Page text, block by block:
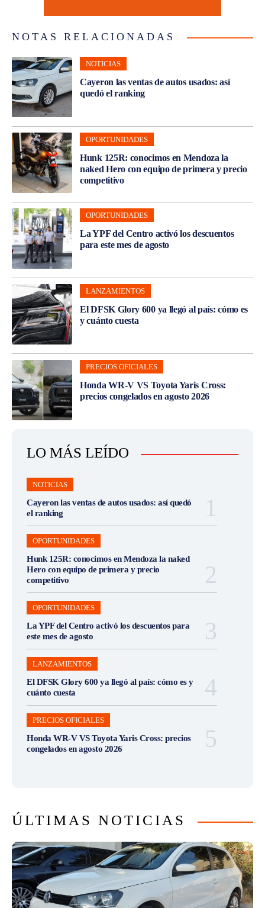
NOTAS RELACIONADAS
NOTICIAS
Cayeron las ventas de autos usados: así
quedó el ranking
OPORTUNIDADES
Hunk 125R: conocimos en Mendoza la
naked Hero con equipo de primera y precio
competitivo
OPORTUNIDADES
La YPF del Centro activó los descuentos
para este mes de agosto
LANZAMIENTOS
El DFSK Glory 600 ya llegó al país: cómo es
y cuánto cuesta
PRECIOS OFICIALES
Honda WR-V VS Toyota Yaris Cross:
precios congelados en agosto 2026
LO MÁS LEÍDO
NOTICIAS
Cayeron las ventas de autos usados: así quedó
el ranking
OPORTUNIDADES
Hunk 125R: conocimos en Mendoza la naked
Hero con equipo de primera y precio
competitivo
OPORTUNIDADES
La YPF del Centro activó los descuentos para
este mes de agosto
LANZAMIENTOS
El DFSK Glory 600 ya llegó al país: cómo es y
cuánto cuesta
PRECIOS OFICIALES
Honda WR-V VS Toyota Yaris Cross: precios
congelados en agosto 2026
ÚLTIMAS NOTICIAS